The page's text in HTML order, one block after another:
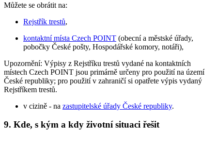
Můžete se obrátit na:
Rejstřík trestů,
kontaktní místa Czech POINT (obecní a městské úřady,
pobočky České pošty, Hospodářské komory, notáři),
Upozornění: Výpisy z Rejstříku trestů vydané na kontaktních
místech Czech POINT jsou primárně určeny pro použití na území
České republiky; pro použití v zahraničí si opatřete výpis vydaný
Rejstříkem trestů.
v cizině - na zastupitelské úřady České republiky.
9. Kde, s kým a kdy životní situaci řešit